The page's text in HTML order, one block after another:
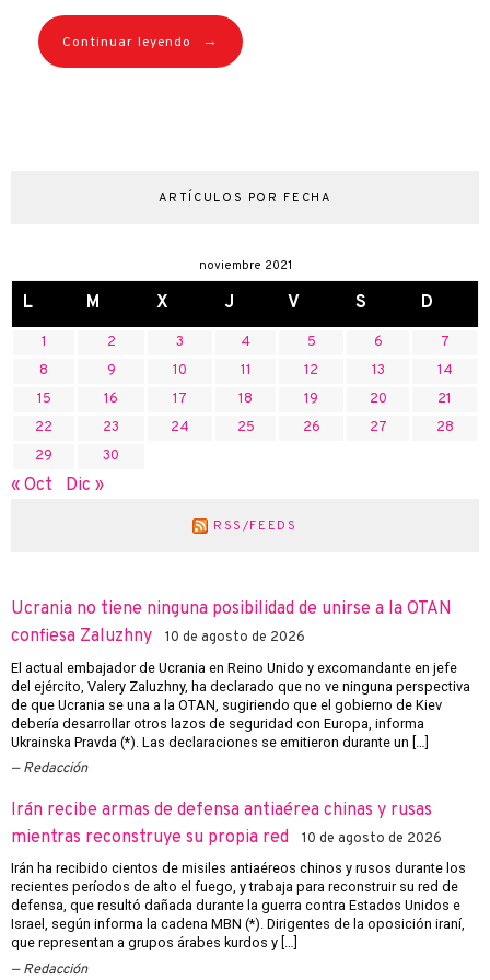
Continuar leyendo →
ARTÍCULOS POR FECHA
noviembre 2021
L M X J V S D
1 2 3 4 5 6
7
8
9 10 11 12 13
14
15
16 17 18 19 20
21
22
23 24 25 26 27
28
29
30
« Oct Dic »
RSS/FEEDS
Ucrania no tiene ninguna posibilidad de unirse a la OTAN
confiesa Zaluzhny
10 de agosto de 2026
El actual embajador de Ucrania en Reino Unido y excomandante en jefe
del ejército, Valery Zaluzhny, ha declarado que no ve ninguna perspectiva
de que Ucrania se una a la OTAN, sugiriendo que el gobierno de Kiev
debería desarrollar otros lazos de seguridad con Europa, informa
Ukrainska Pravda (*). Las declaraciones se emitieron durante un […]
Redacción
Irán recibe armas de defensa antiaérea chinas y rusas
mientras reconstruye su propia red
10 de agosto de 2026
Irán ha recibido cientos de misiles antiaéreos chinos y rusos durante los
recientes períodos de alto el fuego, y trabaja para reconstruir su red de
defensa, que resultó dañada durante la guerra contra Estados Unidos e
Israel, según informa la cadena MBN (*). Dirigentes de la oposición iraní,
que representan a grupos árabes kurdos y […]
Redacción